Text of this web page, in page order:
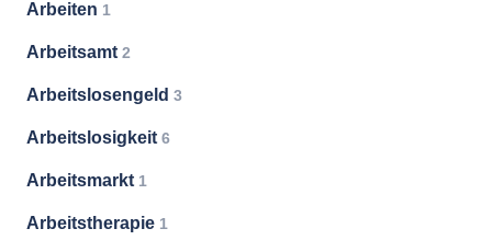
Arbeiten 1
Arbeitsamt 2
Arbeitslosengeld 3
Arbeitslosigkeit 6
Arbeitsmarkt 1
Arbeitstherapie 1